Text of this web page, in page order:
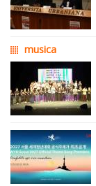
musica